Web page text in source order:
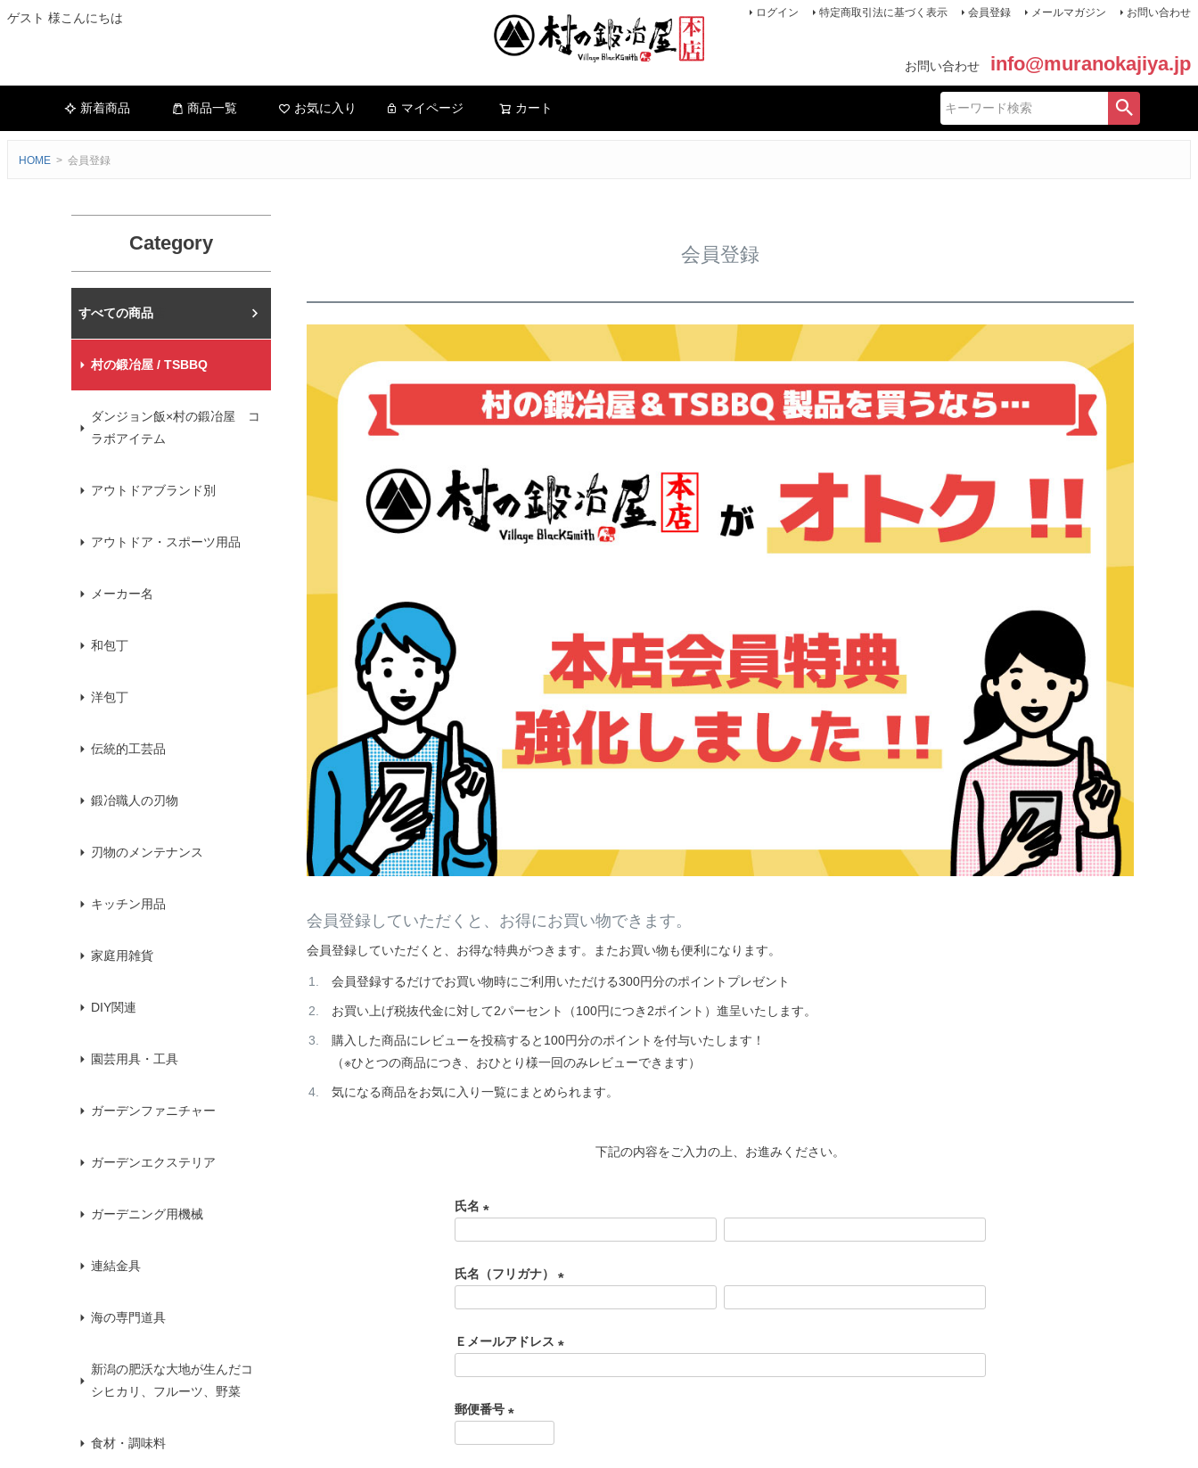
ゲスト 様こんにちは ログイン 特定商取引法に基づく表示 会員登録 メールマガジン お問い合わせ
お問い合わせ info@muranokajiya.jp
新着商品 商品一覧 お気に入り マイページ カート
HOME 会員登録
Category
村の鍛冶屋本店
村の鍛冶屋 / TSBBQ
ダンジョン飯×村の鍛冶屋 コ
ラボアイテム
アウトドアブランド別
アウトドア・スポーツ用品
メーカー名
和包丁
洋包丁
伝統的工芸品
鍛冶職人の刃物
刃物のメンテナンス
キッチン用品
家庭用雑貨
DIY関連
園芸用具・工具
ガーデンファニチャー
ガーデンエクステリア
ガーデニング用機械
連結金具
海の専門道具
新潟の肥沃な大地が生んだコ
シヒカリ、フルーツ、野菜
食材・調味料
会員登録
会員登録していただくと、お得にお買い物できます。
会員登録していただくと、お得な特典がつきます。またお買い物も便利になります。
会員登録するだけでお買い物時にご利用いただける300円分のポイントプレゼント
お買い上げ税抜代金に対して2パーセント（100円につき2ポイント）進呈いたします。
購入した商品にレビューを投稿すると100円分のポイントを付与いたします！
（※ひとつの商品につき、おひとり様一回のみレビューできます）
気になる商品をお気に入り一覧にまとめられます。
下記の内容をご入力の上、お進みください。
氏名
須
氏名（フリガナ）
須
Ｅメールアドレス
郵便番号